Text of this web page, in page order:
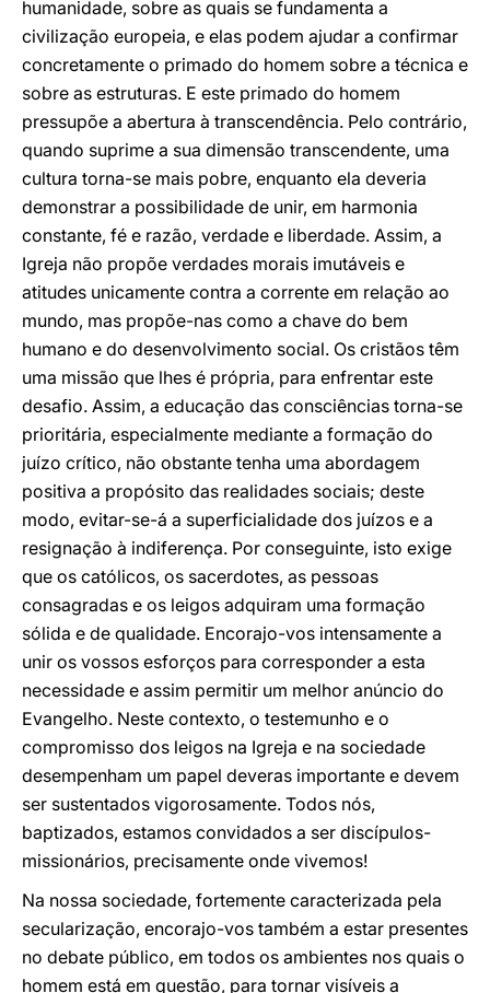
humanidade, sobre as quais se fundamenta a
civilização europeia, e elas podem ajudar a confirmar
concretamente o primado do homem sobre a técnica e
sobre as estruturas. E este primado do homem
pressupõe a abertura à transcendência. Pelo contrário,
quando suprime a sua dimensão transcendente, uma
cultura torna-se mais pobre, enquanto ela deveria
demonstrar a possibilidade de unir, em harmonia
constante, fé e razão, verdade e liberdade. Assim, a
Igreja não propõe verdades morais imutáveis e
atitudes unicamente contra a corrente em relação ao
mundo, mas propõe-nas como a chave do bem
humano e do desenvolvimento social. Os cristãos têm
uma missão que lhes é própria, para enfrentar este
desafio. Assim, a educação das consciências torna-se
prioritária, especialmente mediante a formação do
juízo crítico, não obstante tenha uma abordagem
positiva a propósito das realidades sociais; deste
modo, evitar-se-á a superficialidade dos juízos e a
resignação à indiferença. Por conseguinte, isto exige
que os católicos, os sacerdotes, as pessoas
consagradas e os leigos adquiram uma formação
sólida e de qualidade. Encorajo-vos intensamente a
unir os vossos esforços para corresponder a esta
necessidade e assim permitir um melhor anúncio do
Evangelho. Neste contexto, o testemunho e o
compromisso dos leigos na Igreja e na sociedade
desempenham um papel deveras importante e devem
ser sustentados vigorosamente. Todos nós,
baptizados, estamos convidados a ser discípulos-
missionários, precisamente onde vivemos!
Na nossa sociedade, fortemente caracterizada pela
secularização, encorajo-vos também a estar presentes
no debate público, em todos os ambientes nos quais o
homem está em questão, para tornar visíveis a